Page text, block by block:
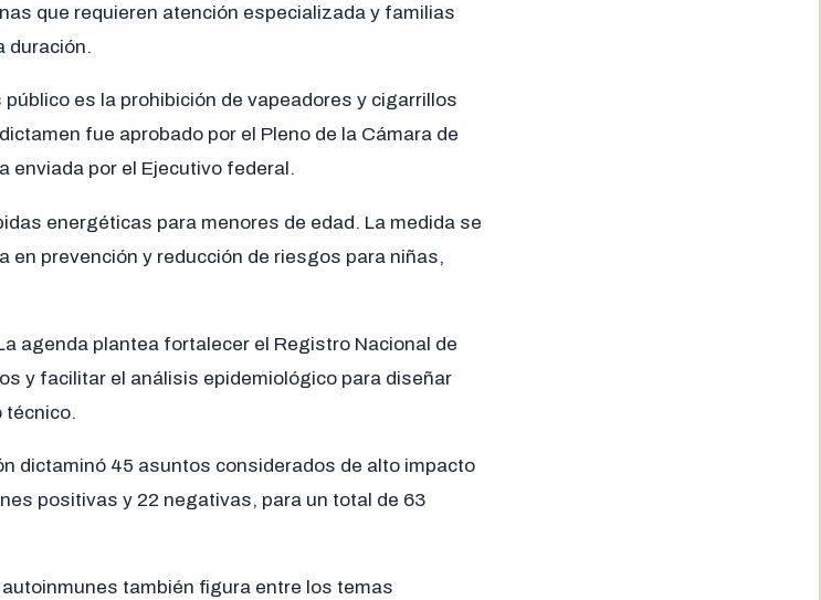
que requieren atención especializada y familias
duración.
es la prohibición de vapeadores y cigarrillos
fue aprobado por el Pleno de la Cámara de
enviada por el Ejecutivo federal.
energéticas para menores de edad. La medida se
en prevención y reducción de riesgos para niñas,
agenda plantea fortalecer el Registro Nacional de
y facilitar el análisis epidemiológico para diseñar
técnico.
dictaminó 45 asuntos considerados de alto impacto
positivas y 22 negativas, para un total de 63
también figura entre los temas